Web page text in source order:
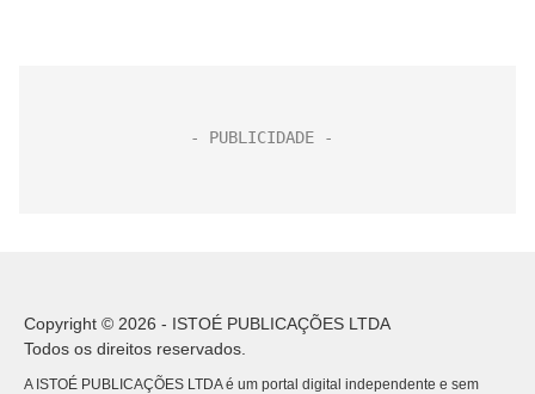
Copyright © 2026 - ISTOÉ PUBLICAÇÕES LTDA
Todos os direitos reservados.
A ISTOÉ PUBLICAÇÕES LTDA é um portal digital independente e sem